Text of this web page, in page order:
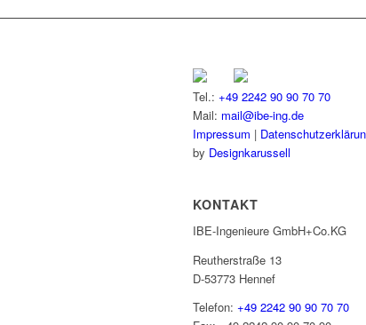
Tel.: +49 2242 90 90 70 70
Mail: mail@ibe-ing.de
Impressum |
by Designkarussell
KONTAKT
IBE-Ingenieure GmbH+Co.KG
Reutherstraße 13
D-53773 Hennef
Telefon: +49 2242 90 90 70 70